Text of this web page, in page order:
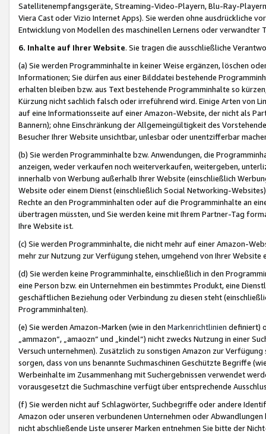
Satellitenempfangsgeräte, Streaming-Video-Playern, Blu-Ray-
Viera Cast oder Vizio Internet Apps). Sie werden ohne ausdrückliche
Entwicklung von Modellen des maschinellen Lernens oder
6. Inhalte auf Ihrer Website. Sie tragen die ausschließliche
(a) Sie werden Programminhalte in keiner Weise ergänzen, löschen
Informationen; Sie dürfen aus einer Bilddatei bestehende
erhalten bleiben bzw. aus Text bestehende Programminhalte so
Kürzung nicht sachlich falsch oder irreführend wird. Einige Arten von
auf eine Informationsseite auf einer Amazon-Website, der nicht als
Bannern); ohne Einschränkung der Allgemeingültigkeit des
Besucher Ihrer Website unsichtbar, unlesbar oder unentzifferbar
(b) Sie werden Programminhalte bzw. Anwendungen, die
anzeigen, weder verkaufen noch weiterverkaufen, weitergeben,
innerhalb von Werbung außerhalb Ihrer Website (einschließlich
Website oder einem Dienst (einschließlich Social Networking-
Rechte an den Programminhalten oder auf die Programminhalte an
übertragen müssten, und Sie werden keine mit Ihrem Partner-Tag
Ihre Website ist.
(c) Sie werden Programminhalte, die nicht mehr auf einer Amazon-
mehr zur Nutzung zur Verfügung stehen, umgehend von Ihrer
(d) Sie werden keine Programminhalte, einschließlich in den
eine Person bzw. ein Unternehmen ein bestimmtes Produkt, eine
geschäftlichen Beziehung oder Verbindung zu diesen steht
Programminhalten).
(e) Sie werden Amazon-Marken (wie in den Markenrichtlinien definiert)
„ammazon“, „amaozn“ und „kindel“) nicht zwecks Nutzung in einer
Versuch unternehmen). Zusätzlich zu sonstigen Amazon zur
sorgen, dass von uns benannte Suchmaschinen Geschützte Begriffe
Werbeinhalte im Zusammenhang mit Suchergebnissen verwendet
vorausgesetzt die Suchmaschine verfügt über entsprechende
(f) Sie werden nicht auf Schlagwörter, Suchbegriffe oder andere
Amazon oder unseren verbundenen Unternehmen oder
nicht abschließende Liste unserer Marken entnehmen Sie bitte der